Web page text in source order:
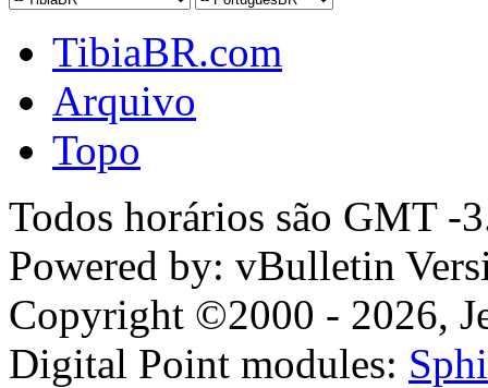
TibiaBR.com
Arquivo
Topo
Todos horários são GMT -
Powered by: vBulletin
Copyright ©2000 - 2026,
Digital Point modules: